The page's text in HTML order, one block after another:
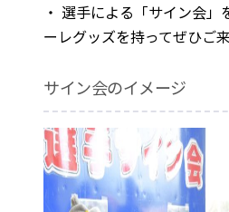
・ 選手による「サイン会」
ーレグッズを持ってぜひご
サイン会のイメージ